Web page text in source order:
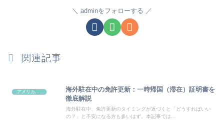
adminをフォローする
関連記事
アメリカ生活
海外駐在中の免許更新：一時帰国（滞在）証明書を
徹底解説
海外駐在中、免許更新のタイミングが近づくと「どうすればいい
の？」と不安になる方も多いはず。本記事では...